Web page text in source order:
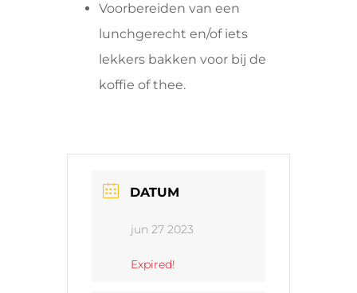
Voorbereiden van een
lunchgerecht en/of iets
lekkers bakken voor bij de
koffie of thee.
DATUM
jun 27 2023
Expired!